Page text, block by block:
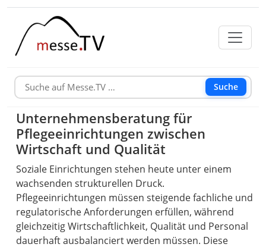
Suche
Unternehmensberatung für
Pflegeeinrichtungen zwischen
Wirtschaft und Qualität
Soziale Einrichtungen stehen heute unter einem
wachsenden strukturellen Druck.
Pflegeeinrichtungen müssen steigende fachliche und
regulatorische Anforderungen erfüllen, während
gleichzeitig Wirtschaftlichkeit, Qualität und Personal
dauerhaft ausbalanciert werden müssen. Diese